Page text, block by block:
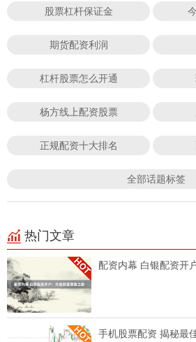
股票杠杆保证金
期货配资利润
杠杆股票怎么开通
杨方线上配资股票
正规配资十大排名
全部话题标签
热门文章
配资内幕 白银配资开
手机股票配资 揭秘最